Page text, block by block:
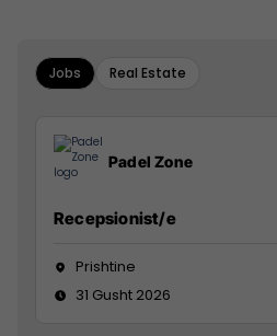
Jobs Real Estate
Padel Zone
Recepsionist/e
Prishtine
31 Gusht 2026